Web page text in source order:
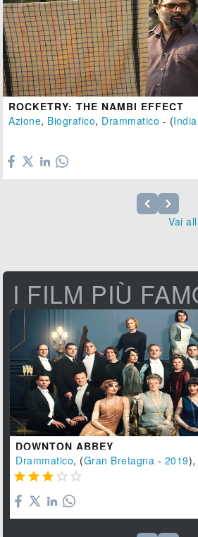
ROCKETRY: THE NAMBI EFFECT
Azione, Biografico, Drammatico - (India
Vai
I FILM PIÙ
DOWNTON ABBEY
Drammatico, (Gran Bretagna - 2019),
    